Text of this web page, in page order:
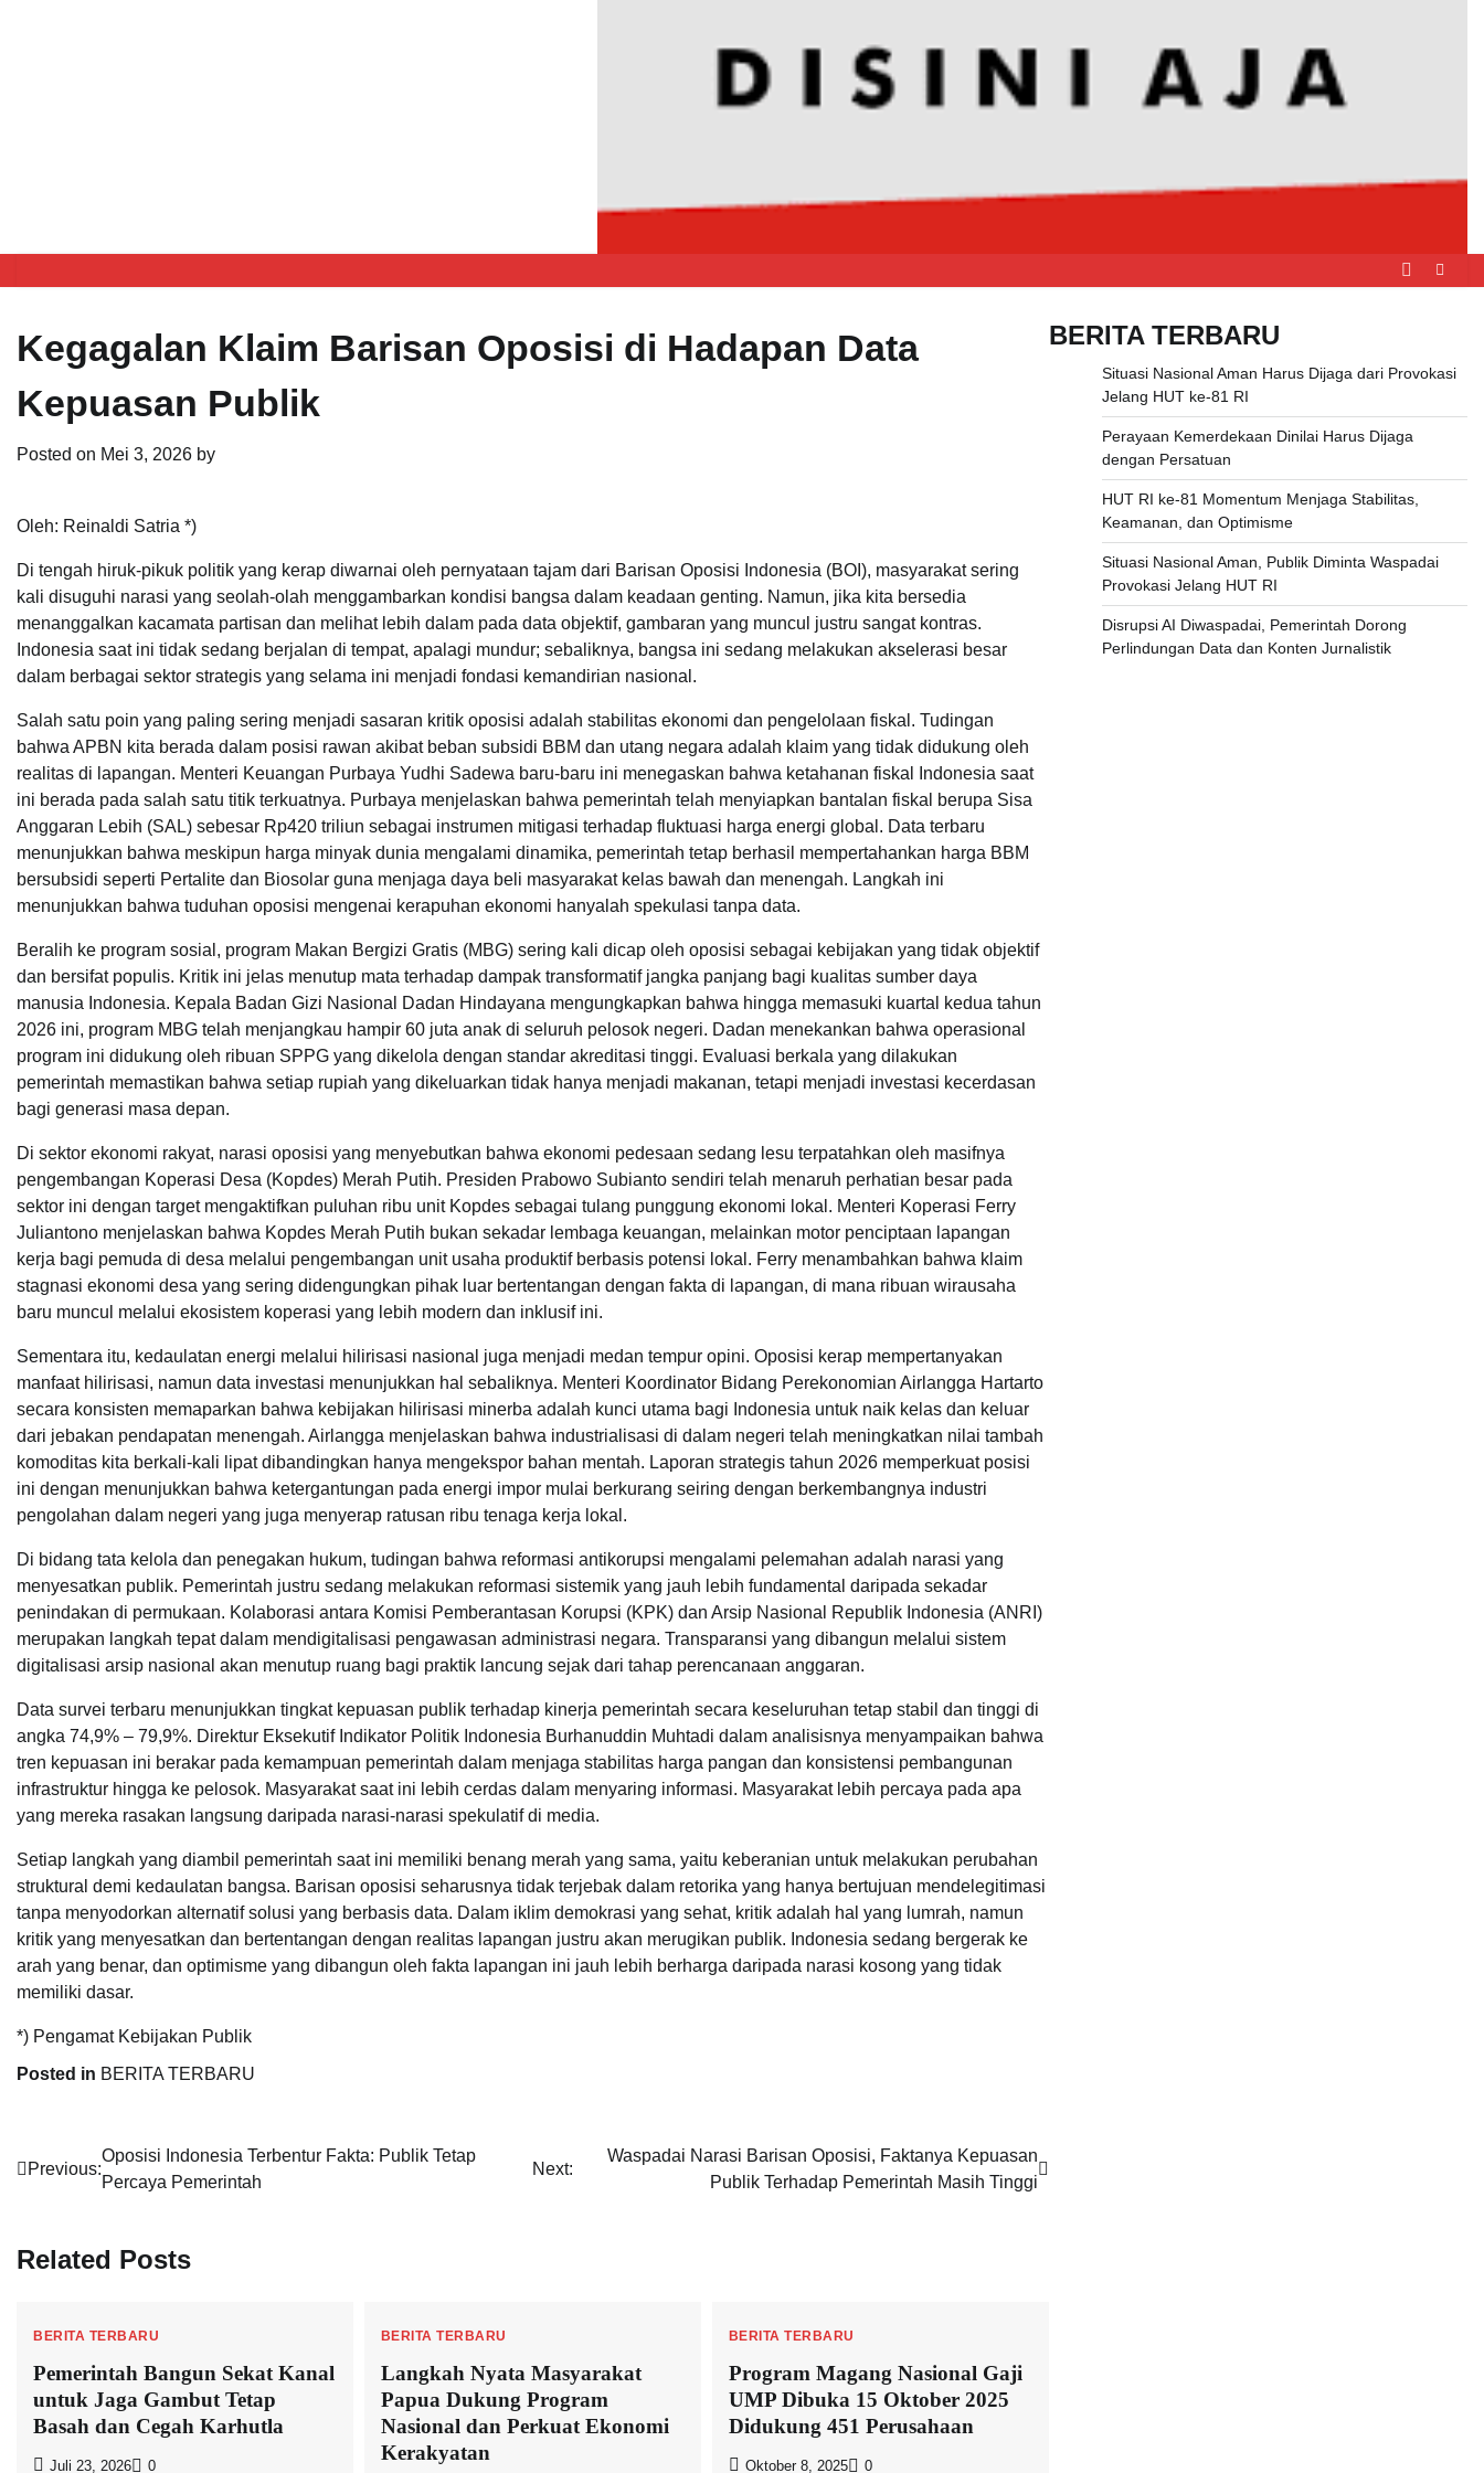
Kegagalan Klaim Barisan Oposisi di Hadapan Data
Kepuasan Publik
Posted on Mei 3, 2026 by
Oleh: Reinaldi Satria *)
Di tengah hiruk-pikuk politik yang kerap diwarnai oleh pernyataan tajam dari Barisan Oposisi Indonesia (BOI), masyarakat sering
kali disuguhi narasi yang seolah-olah menggambarkan kondisi bangsa dalam keadaan genting. Namun, jika kita bersedia
menanggalkan kacamata partisan dan melihat lebih dalam pada data objektif, gambaran yang muncul justru sangat kontras.
Indonesia saat ini tidak sedang berjalan di tempat, apalagi mundur; sebaliknya, bangsa ini sedang melakukan akselerasi besar
dalam berbagai sektor strategis yang selama ini menjadi fondasi kemandirian nasional.
Salah satu poin yang paling sering menjadi sasaran kritik oposisi adalah stabilitas ekonomi dan pengelolaan fiskal. Tudingan
bahwa APBN kita berada dalam posisi rawan akibat beban subsidi BBM dan utang negara adalah klaim yang tidak didukung oleh
realitas di lapangan. Menteri Keuangan Purbaya Yudhi Sadewa baru-baru ini menegaskan bahwa ketahanan fiskal Indonesia saat
ini berada pada salah satu titik terkuatnya. Purbaya menjelaskan bahwa pemerintah telah menyiapkan bantalan fiskal berupa Sisa
Anggaran Lebih (SAL) sebesar Rp420 triliun sebagai instrumen mitigasi terhadap fluktuasi harga energi global. Data terbaru
menunjukkan bahwa meskipun harga minyak dunia mengalami dinamika, pemerintah tetap berhasil mempertahankan harga BBM
bersubsidi seperti Pertalite dan Biosolar guna menjaga daya beli masyarakat kelas bawah dan menengah. Langkah ini
menunjukkan bahwa tuduhan oposisi mengenai kerapuhan ekonomi hanyalah spekulasi tanpa data.
Beralih ke program sosial, program Makan Bergizi Gratis (MBG) sering kali dicap oleh oposisi sebagai kebijakan yang tidak objektif
dan bersifat populis. Kritik ini jelas menutup mata terhadap dampak transformatif jangka panjang bagi kualitas sumber daya
manusia Indonesia. Kepala Badan Gizi Nasional Dadan Hindayana mengungkapkan bahwa hingga memasuki kuartal kedua tahun
2026 ini, program MBG telah menjangkau hampir 60 juta anak di seluruh pelosok negeri. Dadan menekankan bahwa operasional
program ini didukung oleh ribuan SPPG yang dikelola dengan standar akreditasi tinggi. Evaluasi berkala yang dilakukan
pemerintah memastikan bahwa setiap rupiah yang dikeluarkan tidak hanya menjadi makanan, tetapi menjadi investasi kecerdasan
bagi generasi masa depan.
Di sektor ekonomi rakyat, narasi oposisi yang menyebutkan bahwa ekonomi pedesaan sedang lesu terpatahkan oleh masifnya
pengembangan Koperasi Desa (Kopdes) Merah Putih. Presiden Prabowo Subianto sendiri telah menaruh perhatian besar pada
sektor ini dengan target mengaktifkan puluhan ribu unit Kopdes sebagai tulang punggung ekonomi lokal. Menteri Koperasi Ferry
Juliantono menjelaskan bahwa Kopdes Merah Putih bukan sekadar lembaga keuangan, melainkan motor penciptaan lapangan
kerja bagi pemuda di desa melalui pengembangan unit usaha produktif berbasis potensi lokal. Ferry menambahkan bahwa klaim
stagnasi ekonomi desa yang sering didengungkan pihak luar bertentangan dengan fakta di lapangan, di mana ribuan wirausaha
baru muncul melalui ekosistem koperasi yang lebih modern dan inklusif ini.
Sementara itu, kedaulatan energi melalui hilirisasi nasional juga menjadi medan tempur opini. Oposisi kerap mempertanyakan
manfaat hilirisasi, namun data investasi menunjukkan hal sebaliknya. Menteri Koordinator Bidang Perekonomian Airlangga Hartarto
secara konsisten memaparkan bahwa kebijakan hilirisasi minerba adalah kunci utama bagi Indonesia untuk naik kelas dan keluar
dari jebakan pendapatan menengah. Airlangga menjelaskan bahwa industrialisasi di dalam negeri telah meningkatkan nilai tambah
komoditas kita berkali-kali lipat dibandingkan hanya mengekspor bahan mentah. Laporan strategis tahun 2026 memperkuat posisi
ini dengan menunjukkan bahwa ketergantungan pada energi impor mulai berkurang seiring dengan berkembangnya industri
pengolahan dalam negeri yang juga menyerap ratusan ribu tenaga kerja lokal.
Di bidang tata kelola dan penegakan hukum, tudingan bahwa reformasi antikorupsi mengalami pelemahan adalah narasi yang
menyesatkan publik. Pemerintah justru sedang melakukan reformasi sistemik yang jauh lebih fundamental daripada sekadar
penindakan di permukaan. Kolaborasi antara Komisi Pemberantasan Korupsi (KPK) dan Arsip Nasional Republik Indonesia (ANRI)
merupakan langkah tepat dalam mendigitalisasi pengawasan administrasi negara. Transparansi yang dibangun melalui sistem
digitalisasi arsip nasional akan menutup ruang bagi praktik lancung sejak dari tahap perencanaan anggaran.
Data survei terbaru menunjukkan tingkat kepuasan publik terhadap kinerja pemerintah secara keseluruhan tetap stabil dan tinggi di
angka 74,9% – 79,9%. Direktur Eksekutif Indikator Politik Indonesia Burhanuddin Muhtadi dalam analisisnya menyampaikan bahwa
tren kepuasan ini berakar pada kemampuan pemerintah dalam menjaga stabilitas harga pangan dan konsistensi pembangunan
infrastruktur hingga ke pelosok. Masyarakat saat ini lebih cerdas dalam menyaring informasi. Masyarakat lebih percaya pada apa
yang mereka rasakan langsung daripada narasi-narasi spekulatif di media.
Setiap langkah yang diambil pemerintah saat ini memiliki benang merah yang sama, yaitu keberanian untuk melakukan perubahan
struktural demi kedaulatan bangsa. Barisan oposisi seharusnya tidak terjebak dalam retorika yang hanya bertujuan mendelegitimasi
tanpa menyodorkan alternatif solusi yang berbasis data. Dalam iklim demokrasi yang sehat, kritik adalah hal yang lumrah, namun
kritik yang menyesatkan dan bertentangan dengan realitas lapangan justru akan merugikan publik. Indonesia sedang bergerak ke
arah yang benar, dan optimisme yang dibangun oleh fakta lapangan ini jauh lebih berharga daripada narasi kosong yang tidak
memiliki dasar.
*) Pengamat Kebijakan Publik
Posted in BERITA TERBARU
Navigasi
Previous:
Oposisi Indonesia Terbentur Fakta: Publik Tetap
Percaya Pemerintah
Next:
Waspadai Narasi Barisan Oposisi, Faktanya Kepuasan
Publik Terhadap Pemerintah Masih Tinggi
Related Posts
BERITA TERBARU
Pemerintah Bangun Sekat Kanal
untuk Jaga Gambut Tetap
Basah dan Cegah Karhutla
Juli 23, 2026 0
BERITA TERBARU
Langkah Nyata Masyarakat
Papua Dukung Program
Nasional dan Perkuat Ekonomi
Kerakyatan
BERITA TERBARU
Program Magang Nasional Gaji
UMP Dibuka 15 Oktober 2025
Didukung 451 Perusahaan
Oktober 8, 2025 0
BERITA TERBARU
Situasi Nasional Aman Harus Dijaga dari Provokasi
Jelang HUT ke-81 RI
Perayaan Kemerdekaan Dinilai Harus Dijaga
dengan Persatuan
HUT RI ke-81 Momentum Menjaga Stabilitas,
Keamanan, dan Optimisme
Situasi Nasional Aman, Publik Diminta Waspadai
Provokasi Jelang HUT RI
Disrupsi AI Diwaspadai, Pemerintah Dorong
Perlindungan Data dan Konten Jurnalistik